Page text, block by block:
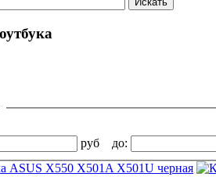
руб до:
ASUS X550 X501A X501U черная